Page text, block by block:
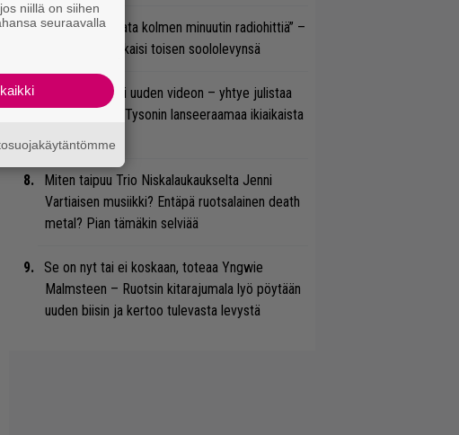
”Tässä ei jahdata kolmen minuutin radiohittiä” –
A.W. Yrjänä julkaisi toisen soololevynsä
Anthrax julkaisi uuden videon – yhtye julistaa
biisillään Mike Tysonin lanseeraamaa ikiaikaista
viisautta
Miten taipuu Trio Niskalaukaukselta Jenni
Vartiaisen musiikki? Entäpä ruotsalainen death
metal? Pian tämäkin selviää
Se on nyt tai ei koskaan, toteaa Yngwie
Malmsteen – Ruotsin kitarajumala lyö pöytään
uuden biisin ja kertoo tulevasta levystä
niillä on siihen
seuraavalla